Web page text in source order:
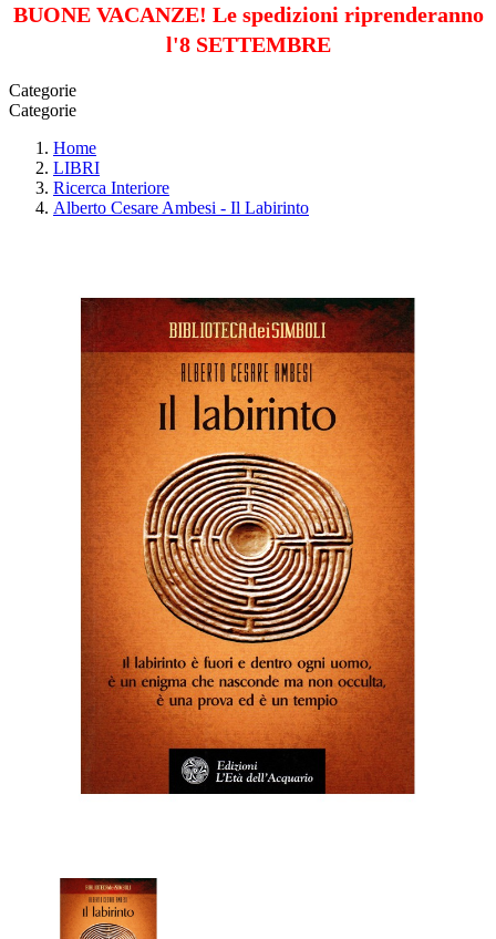
BUONE VACANZE! Le spedizioni riprenderanno
l'8 SETTEMBRE
Categorie
Categorie
Home
LIBRI
Ricerca Interiore
Alberto Cesare Ambesi - Il Labirinto